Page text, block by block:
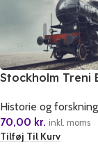
Stockholm Treni
Historie og forskning
70,00 kr. inkl. moms
Tilføj Til Kurv